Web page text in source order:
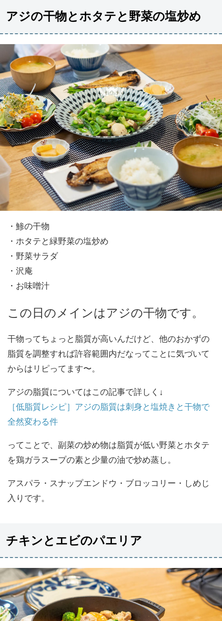
アジの干物とホタテと野菜の塩炒め
・鯵の干物
・ホタテと緑野菜の塩炒め
・野菜サラダ
・沢庵
・お味噌汁
この日のメインはアジの干物です。
干物ってちょっと脂質が高いんだけど、他のおかずの
脂質を調整すれば許容範囲内だなってことに気づいて
からはリピってます〜。
アジの脂質についてはこの記事で詳しく↓
［低脂質レシピ］アジの脂質は刺身と塩焼きと干物で
全然変わる件
ってことで、副菜の炒め物は脂質が低い野菜とホタテ
を鶏ガラスープの素と少量の油で炒め蒸し。
アスパラ・スナップエンドウ・ブロッコリー・しめじ
入りです。
チキンとエビのパエリア